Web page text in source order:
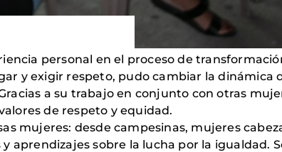
personal en el proceso de
y exigir respeto, pudo cambiar la dinámica
a su trabajo en conjunto con otras
de respeto y equidad.
mujeres: desde campesinas, mujeres
aprendizajes sobre la lucha por la igualdad.